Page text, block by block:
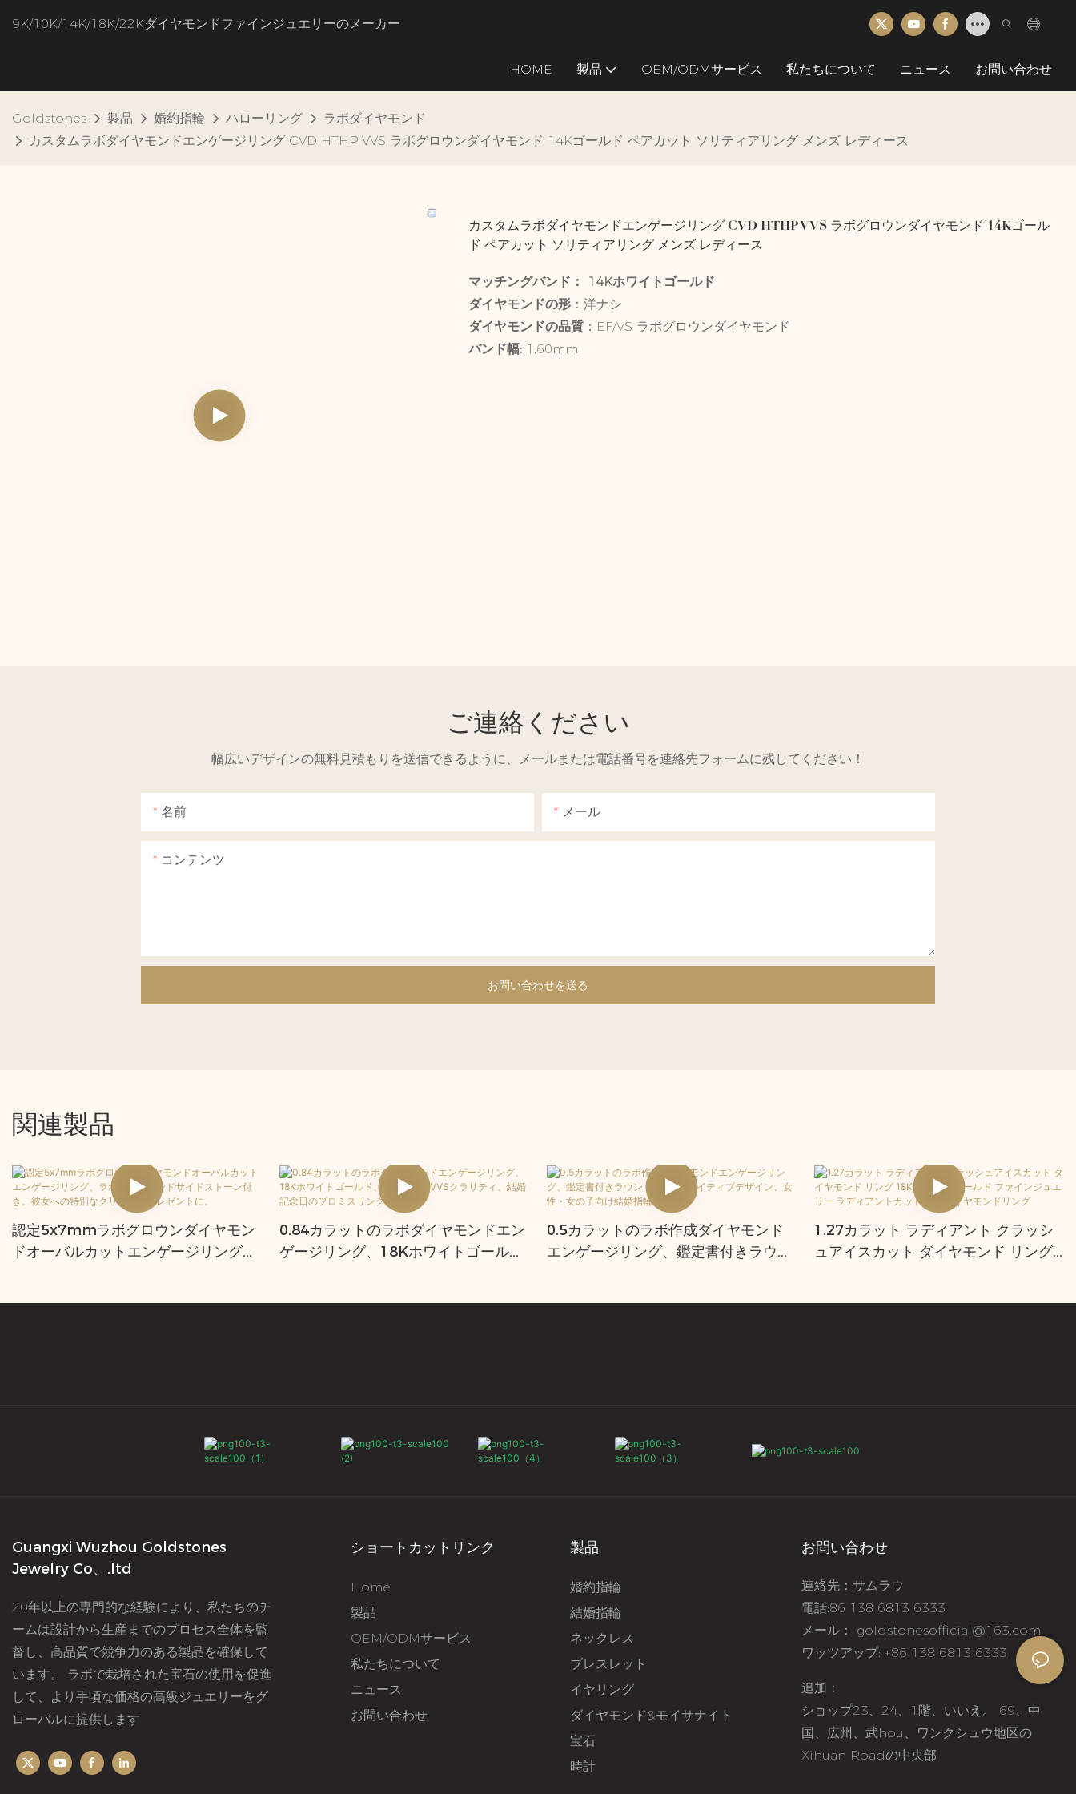
9K/10K/14K/18K/22Kダイヤモンドファインジュエリーのメーカー
HOME 製品 OEM/ODMサービス 私たちについて ニュース お問い合わせ
Goldstones 製品 婚約指輪 ハローリング
ラボダイヤモンド
カスタムラボダイヤモンドエンゲージリング CVD HTHP VVS ラボグロウンダイヤモンド 14Kゴールド ペアカット ソリティアリング メンズ レディース
カスタムラボダイヤモンドエンゲージリング CVD HTHP VVS ラボグロウンダイヤモンド 14Kゴール
ド ペアカット ソリティアリング メンズ レディース
マッチングバンド：
14Kホワイトゴールド
ダイヤモンドの形 ：洋ナシ
ダイヤモンドの品質 ：EF/VS ラボグロウンダイヤモンド
バンド幅: 1.60mm
ご連絡ください
幅広いデザインの無料見積もりを送信できるように、メールまたは電話番号を連絡先フォームに残してください！
名前 メール
コンテンツ
お問い合わせを送る
関連製品
認定5x7mmラボグロウンダイヤモン
ドオーバルカットエンゲージリング、
0.84カラットのラボダイヤモンドエン
ゲージリング、18Kホワイトゴール
0.5カラットのラボ作成ダイヤモンド
エンゲージリング、鑑定書付きラウン
1.27カラット ラディアント クラッシ
ュアイスカット ダイヤモンド リング
Guangxi Wuzhou Goldstones
Jewelry Co、.ltd
20年以上の専門的な経験により、私たちのチ
ームは設計から生産までのプロセス全体を監
督し、高品質で競争力のある製品を確保して
います。 ラボで栽培された宝石の使用を促進
して、より手頃な価格の高級ジュエリーをグ
ローバルに提供します
ショートカットリンク
Home
製品
OEM/ODMサービス
私たちについて
ニュース
お問い合わせ
製品
婚約指輪
結婚指輪
ネックレス
ブレスレット
イヤリング
ダイヤモンド&モイサナイト
宝石
時計
お問い合わせ
連絡先：サムラウ
電話:86 138 6813 6333
メール： goldstonesofficial@163.com
ワッツアップ: +86 138 6813 6333
追加：
ショップ23、24、1階、いいえ。 69、中
国、広州、武hou、ワンクシュウ地区の
Xihuan Roadの中央部